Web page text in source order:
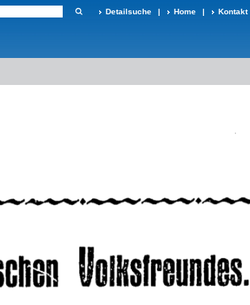
Detailsuche | Home | Kontakt